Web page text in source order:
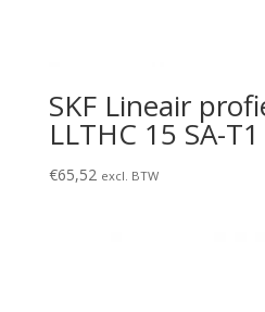
SKF Lineair
LLTHC 15 SA-
€65,52 excl. BTW